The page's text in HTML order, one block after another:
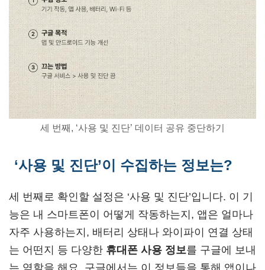
세 번째, ‘사용 및 진단’ 데이터 공유 중단하기
‘사용 및 진단’이 수집하는 정보는?
세 번째로 확인할 설정은 ‘사용 및 진단’입니다. 이 기
능은 내 스마트폰이 어떻게 작동하는지, 앱은 얼마나
자주 사용하는지, 배터리 상태나 와이파이 연결 상태
는 어떤지 등 다양한 휴대폰 사용 정보를 구글에 보내